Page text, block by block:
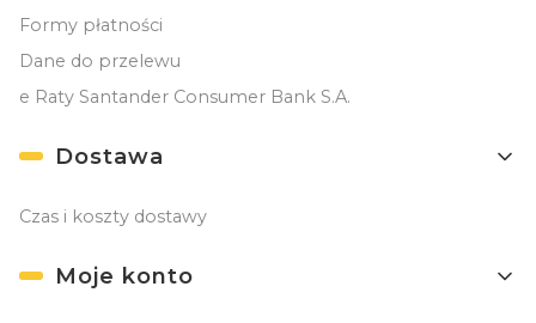
Formy płatności
Dane do przelewu
e Raty Santander Consumer Bank S.A.
Dostawa
Czas i koszty dostawy
Moje konto